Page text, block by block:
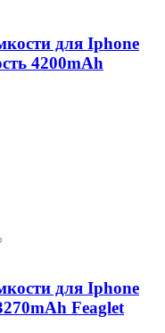
для Iphone
4200mAh
для Iphone
Feaglet